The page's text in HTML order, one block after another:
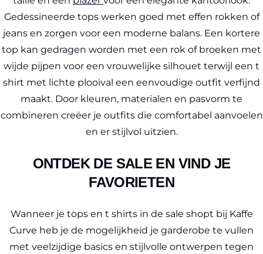
Gedessineerde tops werken goed met effen rokken of
jeans en zorgen voor een moderne balans. Een kortere
top kan gedragen worden met een rok of broeken met
wijde pijpen voor een vrouwelijke silhouet terwijl een t
shirt met lichte plooival een eenvoudige outfit verfijnd
maakt. Door kleuren, materialen en pasvorm te
combineren creëer je outfits die comfortabel aanvoelen
en er stijlvol uitzien.
ONTDEK DE SALE EN VIND JE
FAVORIETEN
Wanneer je tops en t shirts in de sale shopt bij Kaffe
Curve heb je de mogelijkheid je garderobe te vullen
met veelzijdige basics en stijlvolle ontwerpen tegen